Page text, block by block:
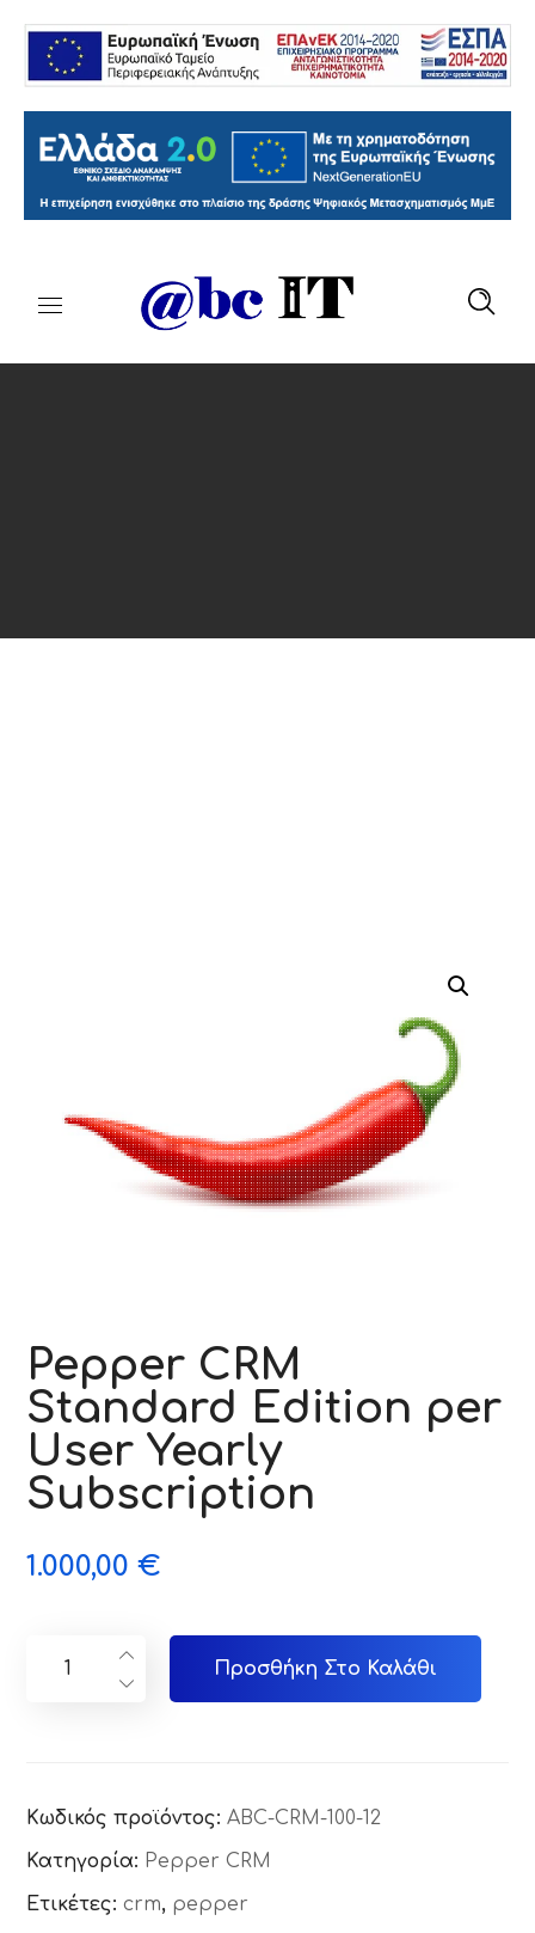
Pepper CRM
Standard Edition per
User Yearly
Subscription
1.000,00€
Προσθήκη Στο Καλάθι
Κωδικός προϊόντος:ABC-CRM-100-12
Κατηγορία: Pepper CRM
Ετικέτες:crm, pepper